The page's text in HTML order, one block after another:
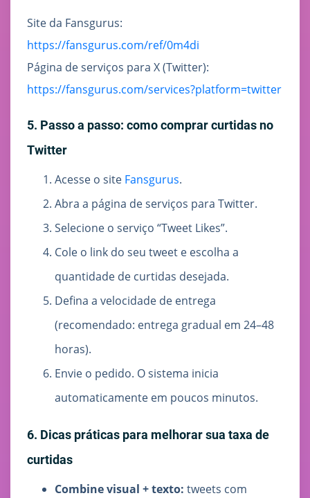
Site da Fansgurus:
https://fansgurus.com/ref/0m4di
Página de serviços para X (Twitter):
https://fansgurus.com/services?platform=twitter
5. Passo a passo: como comprar curtidas no
Twitter
Acesse o site Fansgurus.
Abra a página de serviços para Twitter.
Selecione o serviço “Tweet Likes”.
Cole o link do seu tweet e escolha a
quantidade de curtidas desejada.
Defina a velocidade de entrega
(recomendado: entrega gradual em 24–48
horas).
Envie o pedido. O sistema inicia
automaticamente em poucos minutos.
6. Dicas práticas para melhorar sua taxa de
curtidas
Combine visual + texto: tweets com